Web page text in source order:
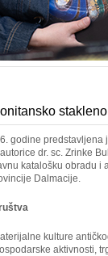
godine
autorice dr. sc. Zrinke
katalošku obradu i
Dalmacije.
kulture
aktivnosti,